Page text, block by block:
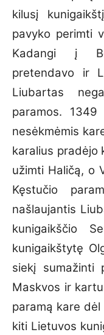
kilusį
pavyko perimti
Kadangi į
pretendavo ir
Liubartas
paramos. 1349
nesėkmėmis
karalius pradėjo
užimti Haličą, o
Kęstučio
našlaujantis
kunigaikščio
kunigaikštytę
siekį sumažinti
Maskvos ir
paramą kare
kiti Lietuvos